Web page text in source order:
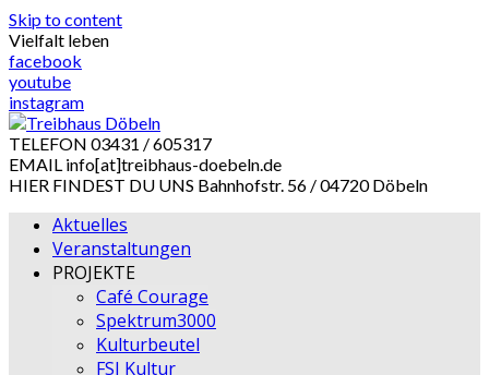
Skip to content
Vielfalt leben
facebook
youtube
instagram
TELEFON 03431 / 605317
EMAIL info[at]treibhaus-doebeln.de
HIER FINDEST DU UNS Bahnhofstr. 56 / 04720 Döbeln
Aktuelles
Veranstaltungen
PROJEKTE
Café Courage
Spektrum3000
Kulturbeutel
FSJ Kultur